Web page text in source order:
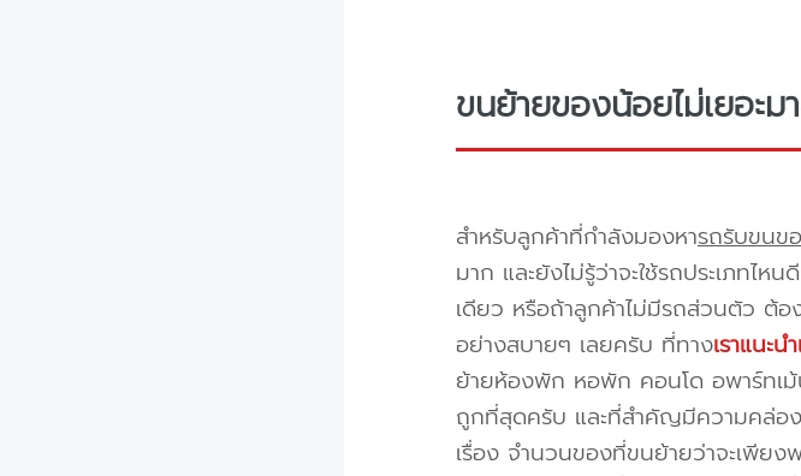
ขนย้ายของน้อยไม่เยอะม
สำหรับลูกค้าที่กำลังมองหารถรับขนข
มาก และยังไม่รู้ว่าจะใช้รถประเภทไห
เดียว หรือถ้าลูกค้าไม่มีรถส่วนตัว ต้อ
อย่างสบายๆ เลยครับ ที่ทางเราแนะน
ย้ายห้องพัก หอพัก คอนโด อพาร์ทเม้
ถูกที่สุดครับ และที่สำคัญมีความคล่อ
เรื่อง จำนวนของที่ขนย้ายว่าจะเพียง